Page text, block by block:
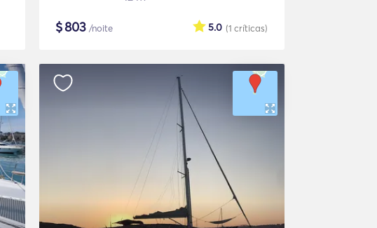
$803 /noite (1 críticas)
5.0